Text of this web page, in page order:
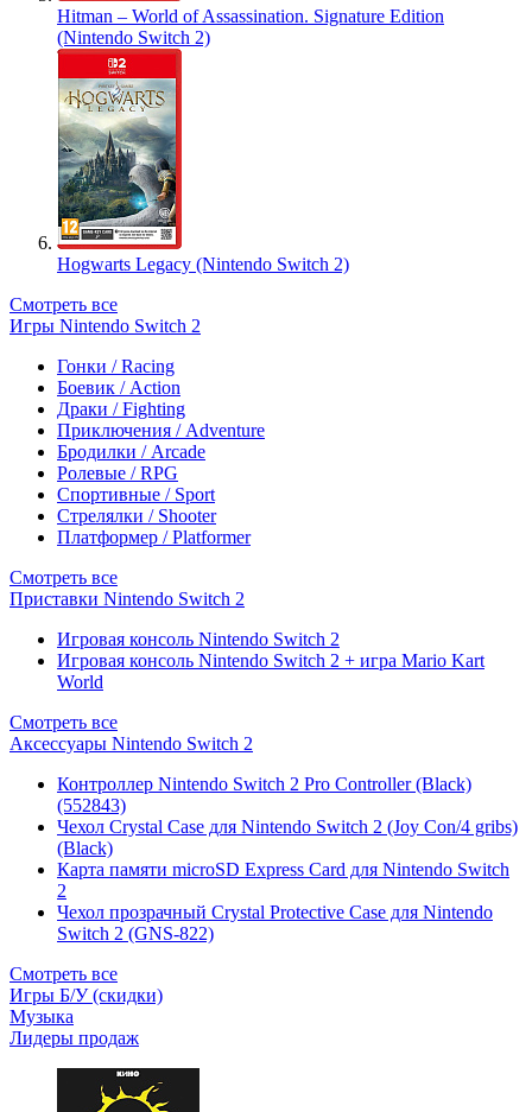
Hitman – World of Assassination. Signature Edition
(Nintendo Switch 2)
Hogwarts Legacy (Nintendo Switch 2)
Смотреть все
Игры Nintendo Switch 2
Гонки / Racing
Боевик / Action
Драки / Fighting
Приключения / Adventure
Бродилки / Arcade
Ролевые / RPG
Спортивные / Sport
Стрелялки / Shooter
Платформер / Platformer
Смотреть все
Приставки Nintendo Switch 2
Игровая консоль Nintendo Switch 2
Игровая консоль Nintendo Switch 2 + игра Mario Kart
World
Смотреть все
Аксессуары Nintendo Switch 2
Контроллер Nintendo Switch 2 Pro Controller (Black)
(552843)
Чехол Сrystal Сase для Nintendo Switch 2 (Joy Con/4 gribs)
(Black)
Карта памяти microSD Express Card для Nintendo Switch
2
Чехол прозрачный Crystal Protective Case для Nintendo
Switch 2 (GNS-822)
Смотреть все
Игры Б/У (скидки)
Музыка
Лидеры продаж